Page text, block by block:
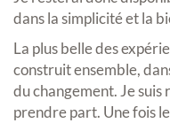
dans la simplicité et la
La plus belle des
construit ensemble,
du changement. Je suis
prendre part. Une fois